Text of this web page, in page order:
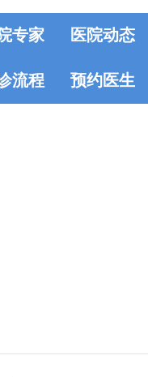
专家 医院动态
流程 预约医生